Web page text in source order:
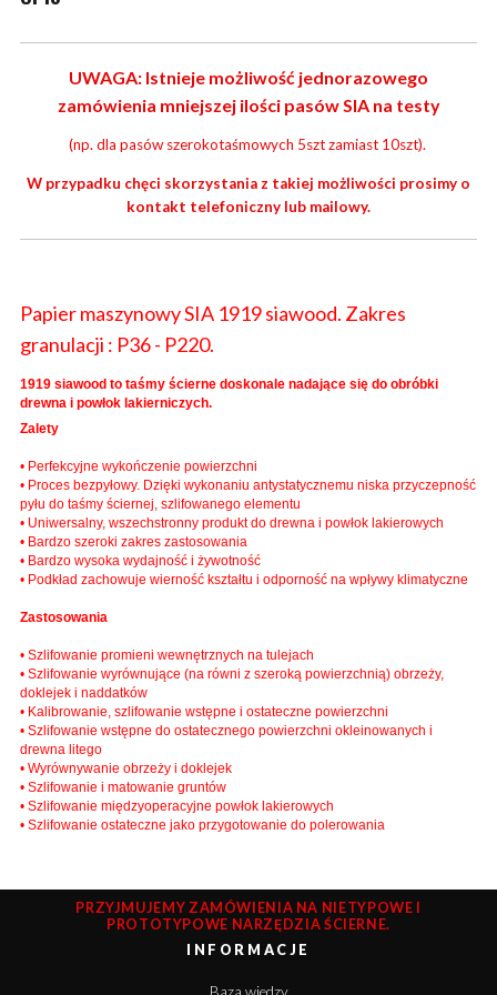
UWAGA: Istnieje możliwość jednorazowego
zamówienia mniejszej ilości pasów SIA na testy
(np. dla pasów szerokotaśmowych 5szt zamiast 10szt).
W przypadku chęci skorzystania z takiej możliwości prosimy o
kontakt telefoniczny lub mailowy.
Papier maszynowy SIA 1919 siawood. Zakres
granulacji : P36 - P220.
1919 siawood to taśmy ścierne doskonale nadające się do obróbki
drewna i powłok lakierniczych.
Zalety
• Perfekcyjne wykończenie powierzchni
• Proces bezpyłowy. Dzięki wykonaniu antystatycznemu niska przyczepność
pyłu do taśmy ściernej, szlifowanego elementu
• Uniwersalny, wszechstronny produkt do drewna i powłok lakierowych
• Bardzo szeroki zakres zastosowania
• Bardzo wysoka wydajność i żywotność
• Podkład zachowuje wierność kształtu i odporność na wpływy klimatyczne
Zastosowania
• Szlifowanie promieni wewnętrznych na tulejach
• Szlifowanie wyrównujące (na równi z szeroką powierzchnią) obrzeży,
doklejek i naddatków
• Kalibrowanie, szlifowanie wstępne i ostateczne powierzchni
• Szlifowanie wstępne do ostatecznego powierzchni okleinowanych i
drewna litego
• Wyrównywanie obrzeży i doklejek
• Szlifowanie i matowanie gruntów
• Szlifowanie międzyoperacyjne powłok lakierowych
• Szlifowanie ostateczne jako przygotowanie do polerowania
PRZYJMUJEMY ZAMÓWIENIA NA NIETYPOWE I
PROTOTYPOWE NARZĘDZIA ŚCIERNE.
INFORMACJE